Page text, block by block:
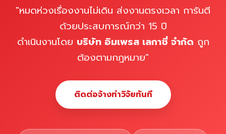
"หมดห่วงเรื่องงานไม่เดิน ส่งงานตรงเวลา การันตี
ด้วยประสบการณ์กว่า 15 ปี
ดำเนินงานโดย บริษัท อิมเพรส เลกาซี่ จำกัด ถูก
ต้องตามกฎหมาย"
ติดต่อจ้างทำวิจัยทันที